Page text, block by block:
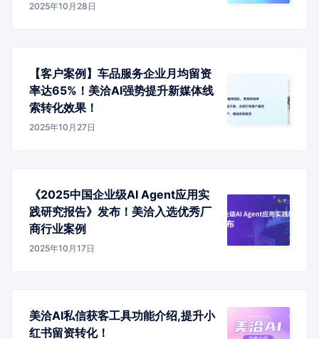
2025年10月28日
【客户案例】车品服务企业月均留资
率达65%！美洽AI强势提升新媒体线
索转化效果！
2025年10月27日
《2025中国企业级AI Agent应用实
践研究报告》发布！美洽入选优秀厂
商行业案例
2025年10月17日
美洽AI私信获客工具功能介绍,提升小
红书留资转化！